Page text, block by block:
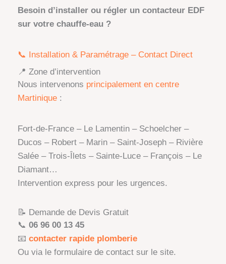
Besoin d’installer ou régler un contacteur EDF
sur votre chauffe-eau ?
📞 Installation & Paramétrage – Contact Direct
📍 Zone d’intervention
Nous intervenons principalement en centre
Martinique :
Fort-de-France – Le Lamentin – Schoelcher –
Ducos – Robert – Marin – Saint-Joseph – Rivière
Salée – Trois-Îlets – Sainte-Luce – François – Le
Diamant…
Intervention express pour les urgences.
📝 Demande de Devis Gratuit
📞 06 96 00 13 45
📧 contacter rapide plomberie
Ou via le formulaire de contact sur le site.